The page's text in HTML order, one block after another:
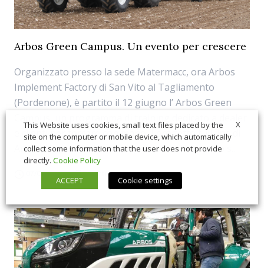
Arbos Green Campus. Un evento per crescere
Organizzato presso la sede Matermacc, ora Arbos
Implement Factory di San Vito al Tagliamento
(Pordenone), è partito il 12 giugno l’ Arbos Green
e clienti per toccare con mano il progetto full line di
Arbos. Un evento in campo articolato in quattro s...
07/05/2018 Eventi
X
This Website uses cookies, small text files placed by the
site on the computer or mobile device, which automatically
collect some information that the user does not provide
directly. Cookie Policy
ACCEPT
Cookie settings